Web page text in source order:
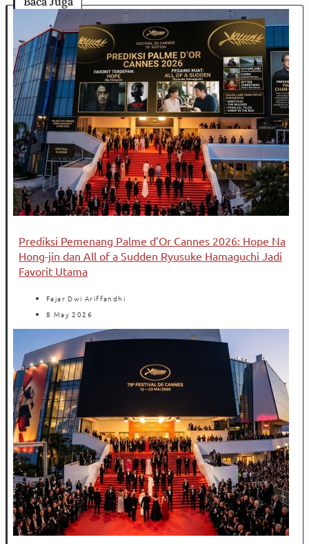
Prediksi Pemenang Palme d’Or Cannes 2026: Hope Na
Hong-jin dan All of a Sudden Ryusuke Hamaguchi Jadi
Favorit Utama
Fajar Dwi Ariffandhi
8 May 2026